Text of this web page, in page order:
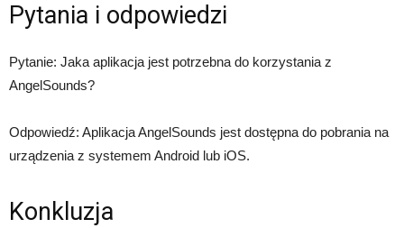
Pytania i odpowiedzi
Pytanie: Jaka aplikacja jest potrzebna do korzystania z
AngelSounds?
Odpowiedź: Aplikacja AngelSounds jest dostępna do pobrania na
urządzenia z systemem Android lub iOS.
Konkluzja